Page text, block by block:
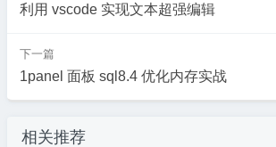
利用 vscode 实现文本超强编辑
下一篇
1panel 面板 sql8.4 优化内存实战
相关推荐